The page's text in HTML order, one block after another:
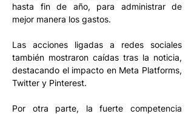
hasta fin de año, para administrar de
mejor manera los gastos.
Las acciones ligadas a redes sociales
también mostraron caídas tras la noticia,
destacando el impacto en Meta Platforms,
Twitter y Pinterest.
Por otra parte, la fuerte competencia